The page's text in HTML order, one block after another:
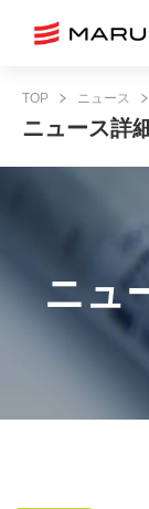
TOP ニュース
ニュース詳
ニュ